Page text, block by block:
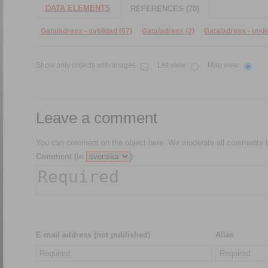
DATA ELEMENTS
REFERENCES (70)
Gata/adress - avbildad (67) Gata/adress (2) Gata/adress -
Show only objects with images List view Map view
Leave a comment
You can comment on the object here. We moderate all comments
Comment (in
)
E-mail address (not published) Alias